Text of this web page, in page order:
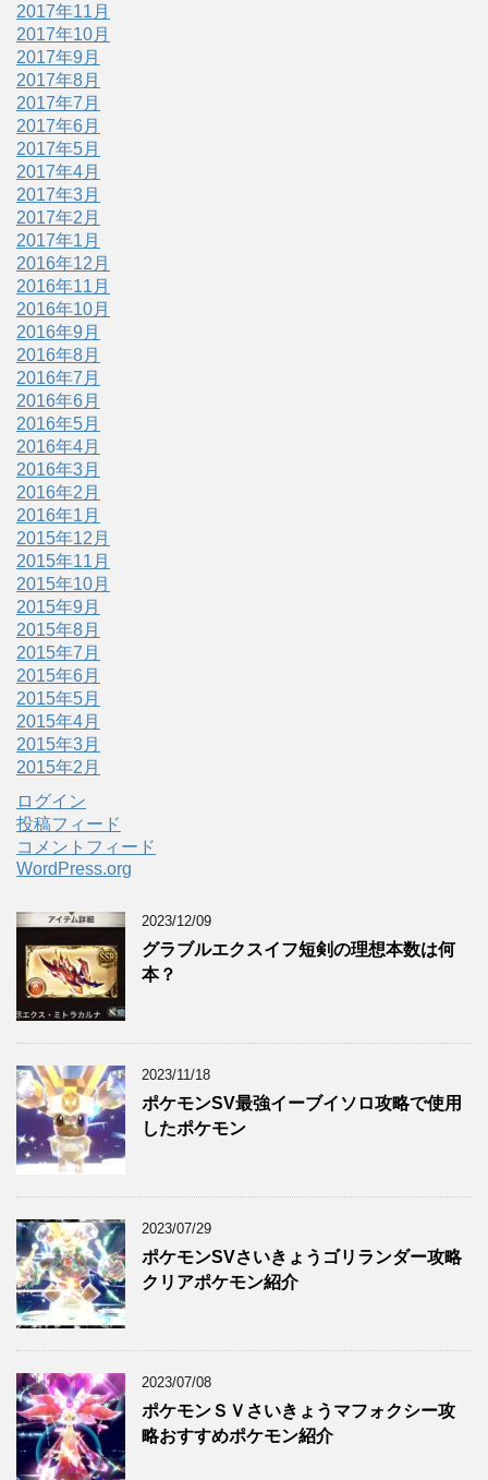
2017年11月
2017年10月
2017年9月
2017年8月
2017年7月
2017年6月
2017年5月
2017年4月
2017年3月
2017年2月
2017年1月
2016年12月
2016年11月
2016年10月
2016年9月
2016年8月
2016年7月
2016年6月
2016年5月
2016年4月
2016年3月
2016年2月
2016年1月
2015年12月
2015年11月
2015年10月
2015年9月
2015年8月
2015年7月
2015年6月
2015年5月
2015年4月
2015年3月
2015年2月
ログイン
投稿フィード
コメントフィード
WordPress.org
2023/12/09
グラブルエクスイフ短剣の理想本数は何
本？
2023/11/18
ポケモンSV最強イーブイソロ攻略で使用
したポケモン
2023/07/29
ポケモンSVさいきょうゴリランダー攻略
クリアポケモン紹介
2023/07/08
ポケモンＳＶさいきょうマフォクシー攻
略おすすめポケモン紹介